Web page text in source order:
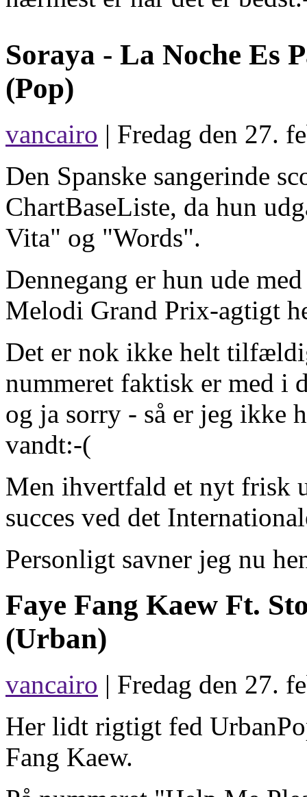
Soraya - La Noche Es
(Pop)
vancairo | Fredag den 27.
Den Spanske sangerinde
ChartBaseListe, da hun
Vita" og "Words".
Dennegang er hun ude
Melodi Grand Prix-agtigt
Det er nok ikke helt
nummeret faktisk er med i
og ja sorry - så er jeg ikke
vandt:-(
Men ihvertfald et nyt frisk
succes ved det
Personligt savner jeg nu
Faye Fang Kaew Ft.
(Urban)
vancairo | Fredag den 27.
Her lidt rigtigt fed
Fang Kaew.